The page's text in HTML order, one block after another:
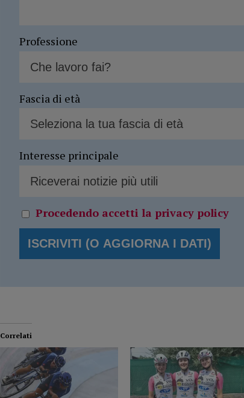
Professione
Fascia di età
Interesse principale
Procedendo accetti la privacy policy
Correlati